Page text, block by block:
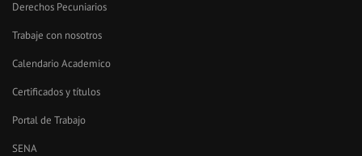
Derechos Pecuniarios
Trabaje con nosotros
Calendario Academico
Certificados y títulos
Portal de Trabajo
SENA